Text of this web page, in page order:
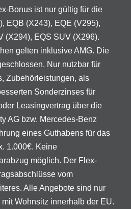
Bonus ist nur gültig für die
EQB (X243), EQE (V295),
(X294), EQS SUV (X296).
gelten inklusive AMG. Die
Nur nutzbar für
Zubehörleistungen, als
Sonderzinses für
Leasingvertrag über die
AG bzw. Mercedes-Benz
eines Guthabens für das
1.000€. Keine
möglich. Der Flex-
vom
Alle Angebote sind nur
Wohnsitz innerhalb der EU.